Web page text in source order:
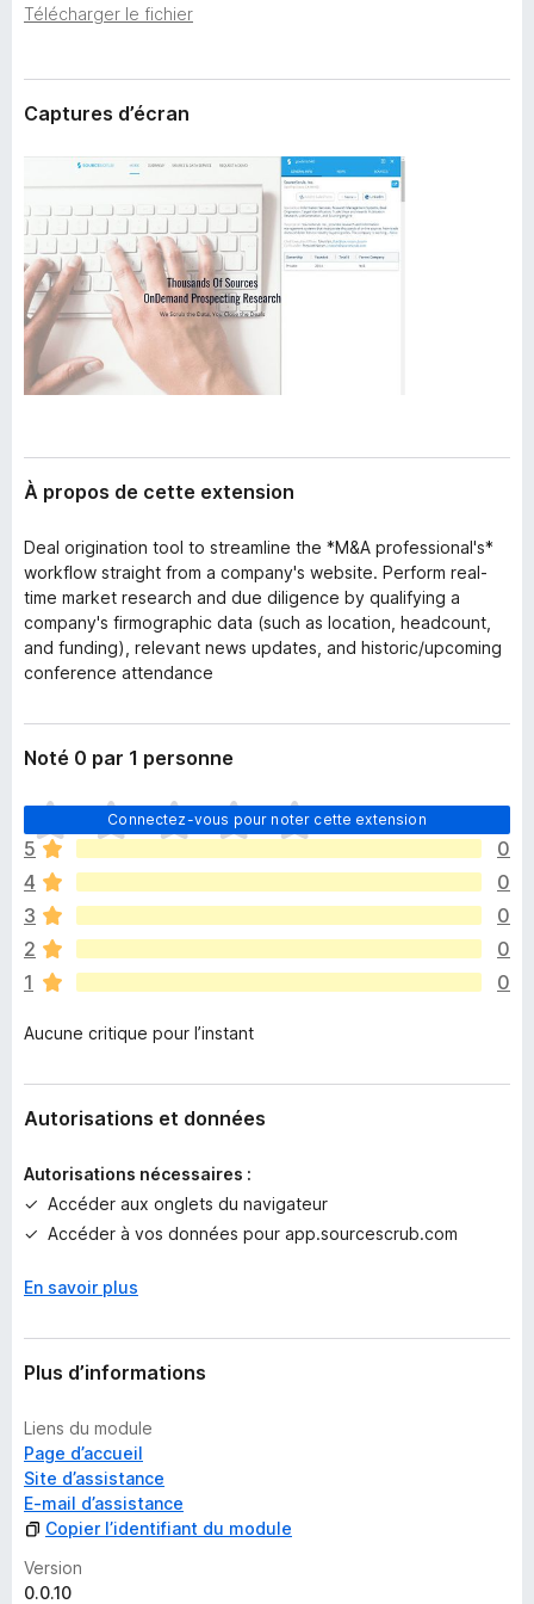
t
F
f
Télécharger le fichier
’
t
e
o
n
Captures d’écran
À propos de cette extension
Deal origination tool to streamline the *M&A professional's*
workflow straight from a company's website. Perform real-
time market research and due diligence by qualifying a
company's firmographic data (such as location, headcount,
and funding), relevant news updates, and historic/upcoming
conference attendance
Noté 0 par 1 personne
Connectez-vous pour noter cette extension
I
l
n
’
y
a
a
u
u
e
n
t
p
o
r
’
i
t
a
n
t
5
0
4
0
3
0
2
0
1
0
Aucune critique pour l’instant
Autorisations et données
Autorisations nécessaires :
Accéder aux onglets du navigateur
Accéder à vos données pour app.sourcescrub.com
En savoir plus
Plus d’informations
Liens du module
Page d’accueil
Site d’assistance
E-mail d’assistance
Copier l’identifiant du module
Version
0.0.10